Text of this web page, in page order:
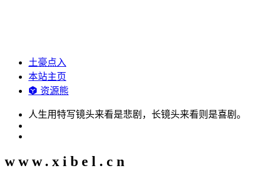
土豪点入
本站主页
资源熊
人生用特写镜头来看是悲剧，长镜头来看则是喜剧。
www.xibel.cn